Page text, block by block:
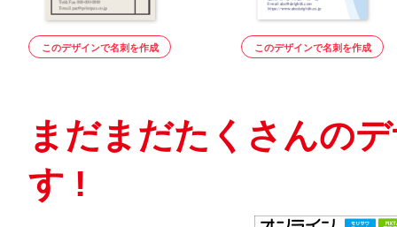
このデザインで名刺を作成 このデザインで名刺を作成
まだまだたくさんの
す !